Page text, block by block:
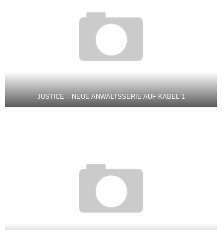
JUSTICE – NEUE ANWALTSSERIE AUF KABEL 1